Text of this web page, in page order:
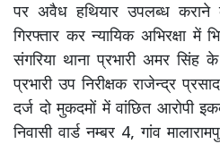
पर अवैध हथियार उपलब्ध
गिरफ्तार कर न्यायिक अभिरक्षा में
संगरिया थाना प्रभारी अमर सिंह
प्रभारी उप निरीक्षक राजेन्द्र
दर्ज दो मुकदमों में वांछित आरोपी
निवासी वार्ड नम्बर 4, गांव